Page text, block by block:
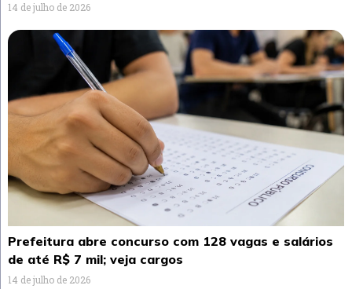
14 de julho de 2026
Prefeitura abre concurso com 128 vagas e salários
de até R$ 7 mil; veja cargos
14 de julho de 2026